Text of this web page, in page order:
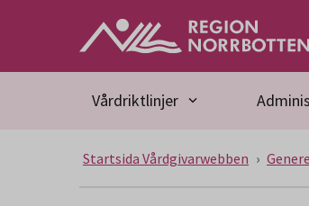
Gå till huvudmeny
Gå till övergripande innehåll
Vårdriktlinjer
Startsida Vårdgivarwebben